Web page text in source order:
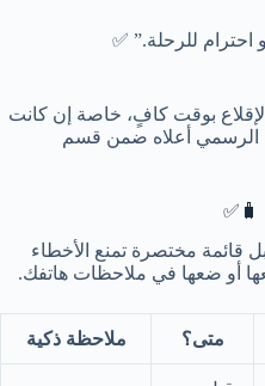
احترام للرحلة.” ✅
بوقت كافٍ، خاصة إن كانت
الرسمي أعلاه ضمن قسم
قائمة مختصرة تمنع الأخطاء
أو ضعها في ملاحظات هاتفك.
متى؟ ملاحظة ذكية